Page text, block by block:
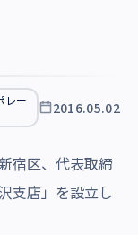
レー
2016.05.02
宿区、代表取締
支店」を設立し